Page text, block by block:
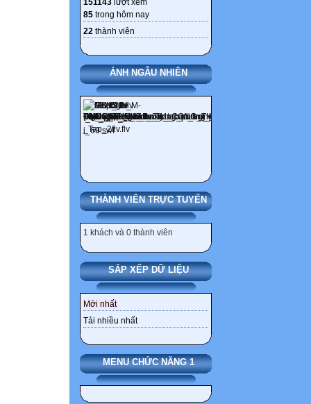
85 trong hôm nay
22 thành viên
ẢNH NGẪU NHIÊN
THÀNH VIÊN TRỰC TUYẾN
1 khách và 0 thành viên
SẮP XẾP DỮ LIỆU
Mới nhất
Tải nhiều nhất
MENU CHỨC NĂNG 1